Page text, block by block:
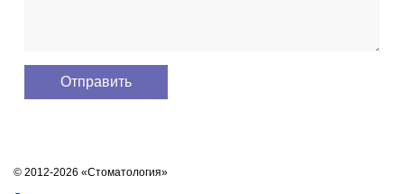
© 2012-2026 «Стоматология»